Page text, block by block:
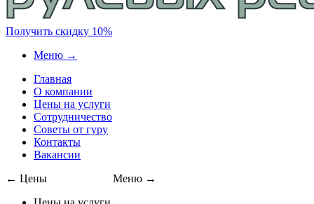
Получить скидку 10%
Меню →
Главная
О компании
Цены на услуги
Сотрудничество
Советы от гуру
Контакты
Вакансии
← Цены
Меню →